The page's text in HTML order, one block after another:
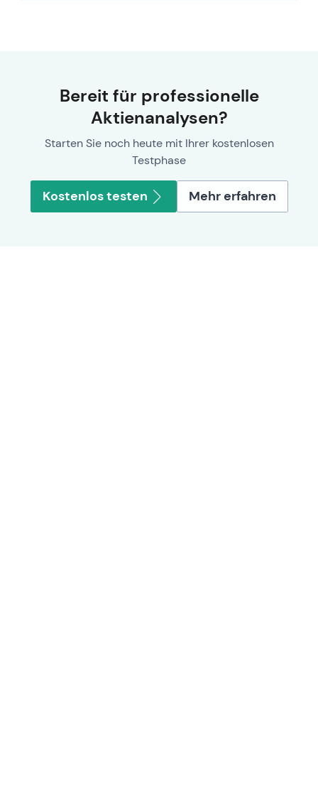
Bereit für professionelle
Aktienanalysen?
Starten Sie noch heute mit Ihrer kostenlosen
Testphase
Kostenlos testen Mehr erfahren